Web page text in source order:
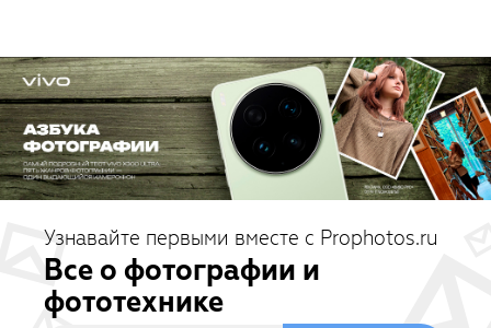
Узнавайте первыми вместе с Prophotos.ru
Все о фотографии и
фототехнике